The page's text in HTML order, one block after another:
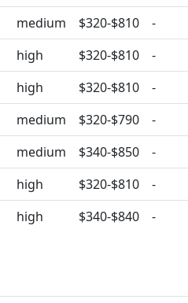
medium $320-$810
-
high $320-$810
-
high $320-$810
-
medium $320-$790
-
medium $340-$850
-
high $320-$810
-
high $340-$840 -